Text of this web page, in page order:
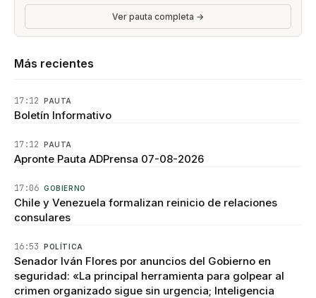
Ver pauta completa →
Más recientes
17:12 PAUTA
Boletín Informativo
17:12 PAUTA
Apronte Pauta ADPrensa 07-08-2026
17:06 GOBIERNO
Chile y Venezuela formalizan reinicio de relaciones
consulares
16:53 POLÍTICA
Senador Iván Flores por anuncios del Gobierno en
seguridad: «La principal herramienta para golpear al
crimen organizado sigue sin urgencia; Inteligencia